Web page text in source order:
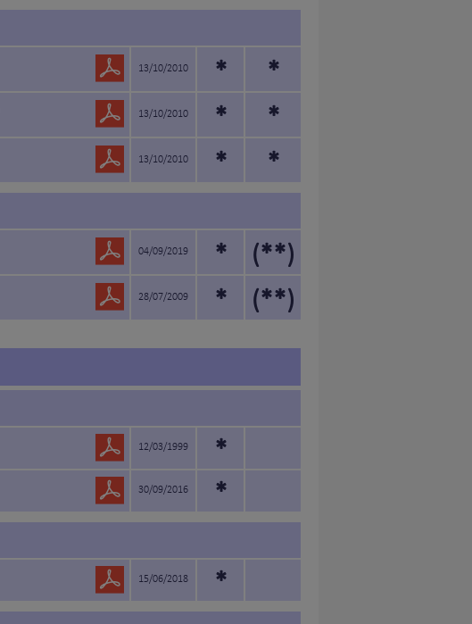
13/10/2010 * *
13/10/2010 * *
13/10/2010 * *
04/09/2019 * (**)
28/07/2009 * (**)
12/03/1999 *
30/09/2016 *
15/06/2018 *